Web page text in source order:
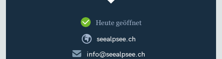
Heute geöffnet
seealpsee.ch
info@seealpsee.ch